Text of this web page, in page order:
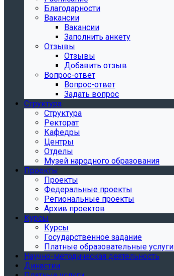
Благодарности
Вакансии
Вакансии
Заполнить анкету
Отзывы
Отзывы
Добавить отзыв
Вопрос-ответ
Вопрос-ответ
Задать вопрос
Структура
Структура
Ректорат
Кафедры
Центры
Отделы
Музей народного образования
Проекты
Проекты
Федеральные проекты
Региональные проекты
Архив проектов
Курсы
Курсы
Государственное задание
Платные образовательные услуги
Научно-методическая деятельность
Династии